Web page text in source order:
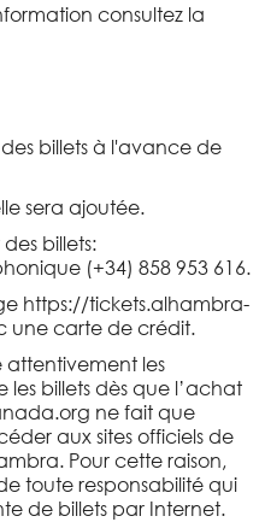
consultez la
billets à l'avance de
sera ajoutée.
billets:
(+34) 858 953 616.
https://tickets.alhambra-
une carte de crédit.
attentivement les
les billets dès que l’achat
ne fait que
aux sites officiels de
Pour cette raison,
toute responsabilité qui
de billets par Internet.